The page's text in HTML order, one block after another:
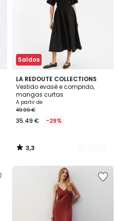
Saldos
LA REDOUTE COLLECTIONS
Vestido evasé e comprido,
mangas curtas
A partir de
49.99 €
35.49 € -29%
3,3
/ 5
2
Cores
3,3
/